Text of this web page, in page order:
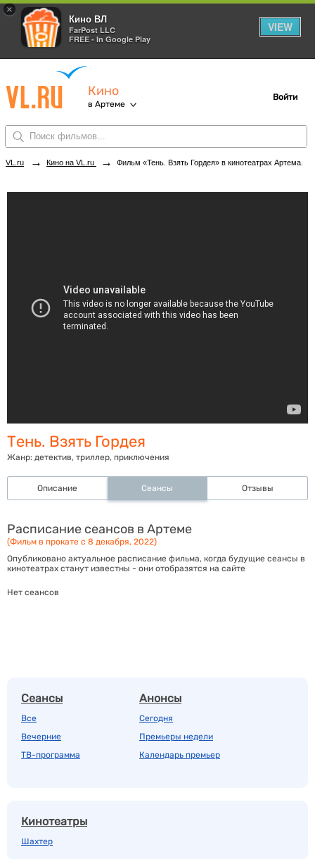
×
Кино ВЛ
FarPost LLC
FREE - In Google Play
VIEW
Кино
в Артеме
Войти
VL.ru → Кино на VL.ru → Фильм «Тень. Взять Гордея» в кинотеатрах Артема. Купить билеты!
Тень. Взять Гордея
Жанр: детектив, триллер, приключения
Описание Сеансы Отзывы
Расписание сеансов в Артеме
(Фильм в прокате с 8 декабря, 2022)
Опубликовано актуальное расписание фильма, когда будущие сеансы в
кинотеатрах станут известны - они отобразятся на сайте
Нет сеансов
Сеансы
Все
Вечерние
ТВ-программа
Анонсы
Сегодня
Премьеры недели
Календарь премьер
Кинотеатры
Шахтер